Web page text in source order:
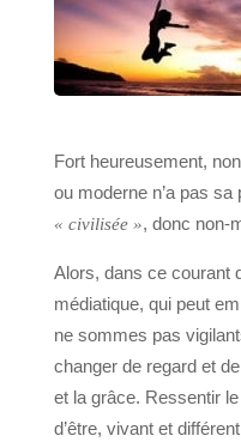
Fort heureusement,
ou moderne n’a pas
« civilisée », donc non-
Alors, dans ce courant
médiatique, qui peut
ne sommes pas
changer de regard et
et la grâce. Ressentir
d’être, vivant et